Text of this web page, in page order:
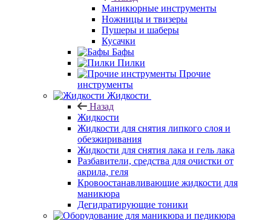
Маникюрные инструменты
Ножницы и твизеры
Пушеры и шаберы
Кусачки
Бафы
Пилки
Прочие
инструменты
Жидкости
Назад
Жидкости
Жидкости для снятия липкого слоя и
обезжиривания
Жидкости для снятия лака и гель лака
Разбавители, средства для очистки от
акрила, геля
Кровоостанавливающие жидкости для
маникюра
Дегидратирующие тоники